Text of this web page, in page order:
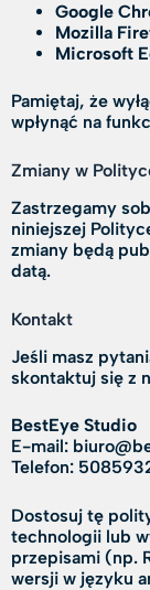
Google
Mozilla
Microsoft
Pamiętaj, że
wpłynąć na
Zmiany w
Zastrzegamy
niniejszej
zmiany będą
datą.
Kontakt
Jeśli masz
skontaktuj się z
BestEye Studio
E-mail:
Telefon:
Dostosuj tę
technologii lub
przepisami (np.
wersji w języku